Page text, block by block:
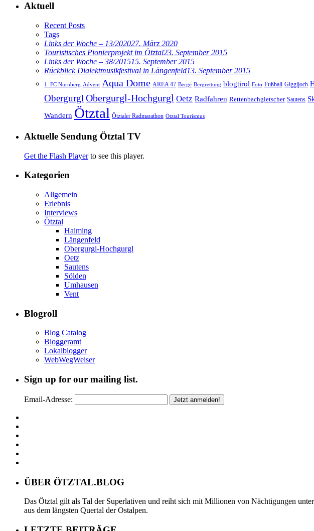
Aktuell
Recent Posts
Tags
Links der Woche – 13/202027. März 2020
Touristisches Pionierprojekt im Ötztal23. September 2015
Links der Woche – 38/201515. September 2015
Rückblick Dialektmusikfestival in Längenfeld13. September 2015
1. FC Nürnberg Advent Aqua Dome AREA 47 Berge Bergrettung blogtirol Foto Fußball Giggijoch
Obergurgl Obergurgl-Hochgurgl Oetz Radfahren Rettenbachgletscher Sautens
Wandern Ötztal Ötztaler Radmarathon Ötztal Tourismus
Aktuelle Sendung Ötztal TV
Get the Flash Playerto see this player.
Kategorien
Allgemein
Erlebnis
Interviews
Ötztal
Haiming
Längenfeld
Obergurgl-Hochgurgl
Oetz
Sautens
Sölden
Umhausen
Vent
Blogroll
Blog Catalog
Bloggeramt
Lokalblogger
WebWegWeiser
Sign up for our mailing list.
Email-Adresse:
ÜBER ÖTZTAL.BLOG
Das Ötztal gilt als Tal der Superlativen und reiht sich mit Millionen von Nächtigungen
aus dem längsten Quertal der Ostalpen.